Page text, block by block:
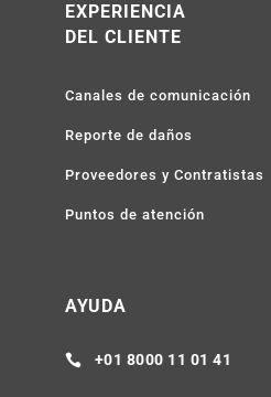
EXPERIENCIA
DEL CLIENTE
Canales de comunicación
Reporte de daños
Proveedores y Contratistas
Puntos de atención
AYUDA
 +01 8000 11 01 41